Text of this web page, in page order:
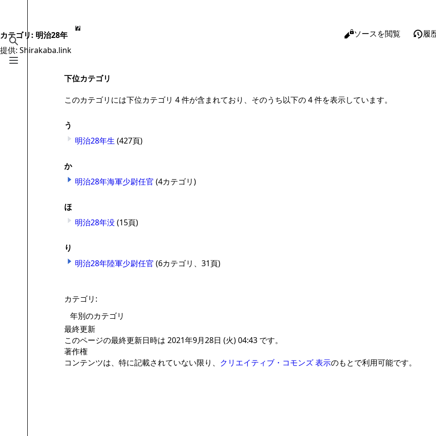
検索を切り替える
メニューを切り替える
Shirakaba.link
メインページ
最近の更新
MediaWiki についてのヘルプ
特別ページ
ファイルをアップロード
カテゴリ: 明治28年
提供: Shirakaba.link
表示
閲覧ソースを閲覧 履
下位カテゴリ
このカテゴリには下位カテゴリ 4 件が含まれており、そのうち以下の 4 件を表示しています。
う
明治28年生 (427頁)
か
明治28年海軍少尉任官 (4カテゴリ)
ほ
明治28年没(15頁)
り
明治28年陸軍少尉任官 (6カテゴリ、31頁)
カテゴリ :
年別のカテゴリ
最終更新
このページの最終更新日時は 2021年9月28日 (火) 04:43 です。
著作権
コンテンツは、特に記載されていない限り、 クリエイティブ・コモンズ 表示のもとで利用可能です。